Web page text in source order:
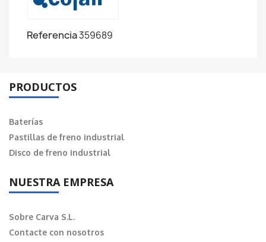
Referencia359689
PRODUCTOS
Baterías
Pastillas de freno industrial
Disco de freno industrial
NUESTRA EMPRESA
Sobre Carva S.L.
Contacte con nosotros